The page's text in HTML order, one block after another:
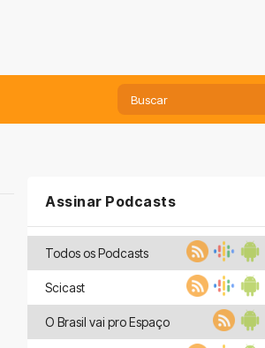
Assinar Podcasts
Todos os Podcasts
Scicast
O Brasil vai pro Espaço